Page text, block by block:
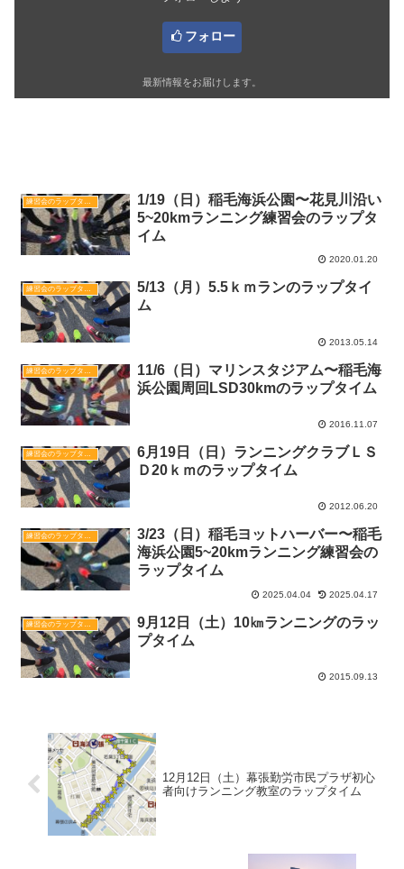
フォロー
最新情報をお届けします。
1/19（日）稲毛海浜公園〜花見川沿い
5~20kmランニング練習会のラップタ
イム
2020.01.20
練習会のラップタイム
5/13（月）5.5ｋｍランのラップタイ
ム
2013.05.14
練習会のラップタイム
11/6（日）マリンスタジアム〜稲毛海
浜公園周回LSD30kmのラップタイム
2016.11.07
練習会のラップタイム
6月19日（日）ランニングクラブＬＳ
Ｄ20ｋｍのラップタイム
2012.06.20
練習会のラップタイム
3/23（日）稲毛ヨットハーバー〜稲毛
海浜公園5~20kmランニング練習会の
ラップタイム
2025.04.04 2025.04.17
練習会のラップタイム
9月12日（土）10㎞ランニングのラッ
プタイム
2015.09.13
12月12日（土）幕張勤労市民プラザ初心
者向けランニング教室のラップタイム